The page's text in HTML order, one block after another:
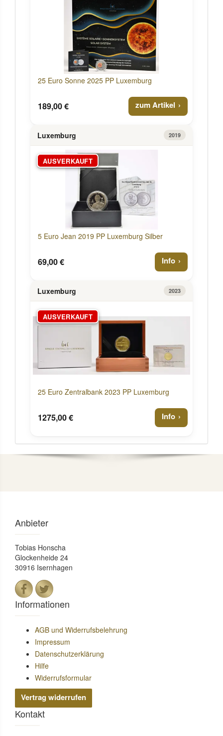
25 Euro Sonne 2025 PP Luxemburg
189,00 € zum Artikel
Luxemburg 2019
AUSVERKAUFT
5 Euro Jean 2019 PP Luxemburg Silber
69,00 € Info
Luxemburg 2023
AUSVERKAUFT
25 Euro Zentralbank 2023 PP Luxemburg
1275,00 € Info
Anbieter
Tobias Honscha
Glockenheide 24
30916 Isernhagen
Informationen
AGB und Widerrufsbelehrung
Impressum
Datenschutzerklärung
Hilfe
Widerrufsformular
Vertrag widerrufen
Kontakt